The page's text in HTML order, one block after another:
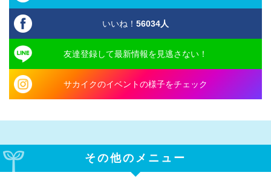
いいね！ 56034人
友達登録して最新情報を見逃さない！
サカイクのイベントの様子をチェック
その他のメニュー